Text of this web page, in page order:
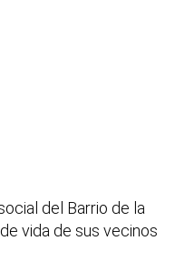
del Barrio de la
vida de sus vecinos